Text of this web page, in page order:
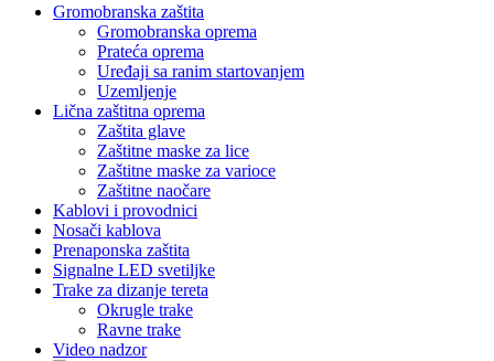
Gromobranska zaštita
Gromobranska oprema
Prateća oprema
Uređaji sa ranim startovanjem
Uzemljenje
Lična zaštitna oprema
Zaštita glave
Zaštitne maske za lice
Zaštitne maske za varioce
Zaštitne naočare
Kablovi i provodnici
Nosači kablova
Prenaponska zaštita
Signalne LED svetiljke
Trake za dizanje tereta
Okrugle trake
Ravne trake
Video nadzor